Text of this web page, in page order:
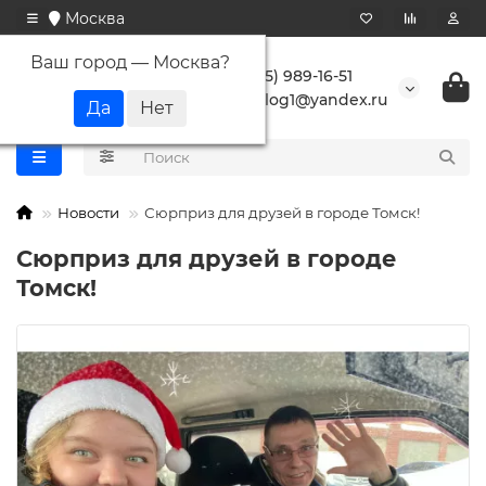
Москва
Ваш город — Москва?
+7 (495) 989-16-51
buranlog1@yandex.ru
Новости Сюрприз для друзей в городе Томск!
Сюрприз для друзей в городе
Томск!